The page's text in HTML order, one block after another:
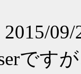
2015/
です